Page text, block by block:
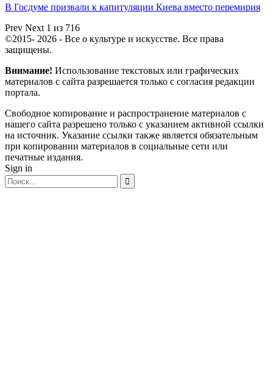
В Госдуме призвали к капитуляции Киева вместо перемирия
Prev Next 1 из 716
©2015- 2026 - Все о культуре и искусстве. Все права
защищены.
Внимание! Использование текстовых или графических
материалов с сайта разрешается только c согласия редакции
портала.
Свободное копирование и распространение материалов с
нашего сайта разрешено только с указанием активной ссылки
на источник. Указание ссылки также является обязательным
при копировании материалов в социальные сети или
печатные издания.
Sign in